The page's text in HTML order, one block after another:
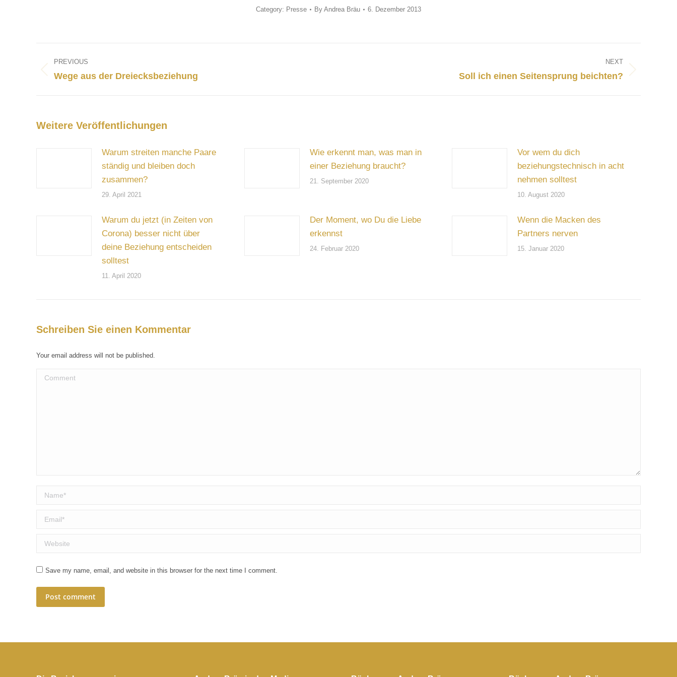
Category: Presse By Andrea Bräu 6. Dezember 2013
navigation
PREVIOUS
Previous
Wege aus der Dreiecksbeziehung
NEXT
Soll ich einen Seitensprung beichten?
Weitere Veröffentlichungen
Warum streiten manche Paare
ständig und bleiben doch
zusammen?
29. April 2021
Wie erkennt man, was man in
einer Beziehung braucht?
21. September 2020
Vor wem du dich
beziehungstechnisch in acht
nehmen solltest
10. August 2020
Warum du jetzt (in Zeiten von
Corona) besser nicht über
deine Beziehung entscheiden
solltest
11. April 2020
Der Moment, wo Du die Liebe
erkennst
24. Februar 2020
Wenn die Macken des
Partners nerven
15. Januar 2020
Schreiben Sie einen Kommentar
Your email address will not be published.
Comment
Name *
Email *
Website
Save my name, email, and website in this browser for the next time I comment.
Post comment